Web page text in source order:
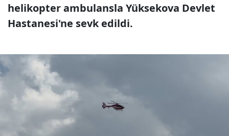
helikopter ambulansla Yüksekova Devlet
Hastanesi'ne sevk edildi.